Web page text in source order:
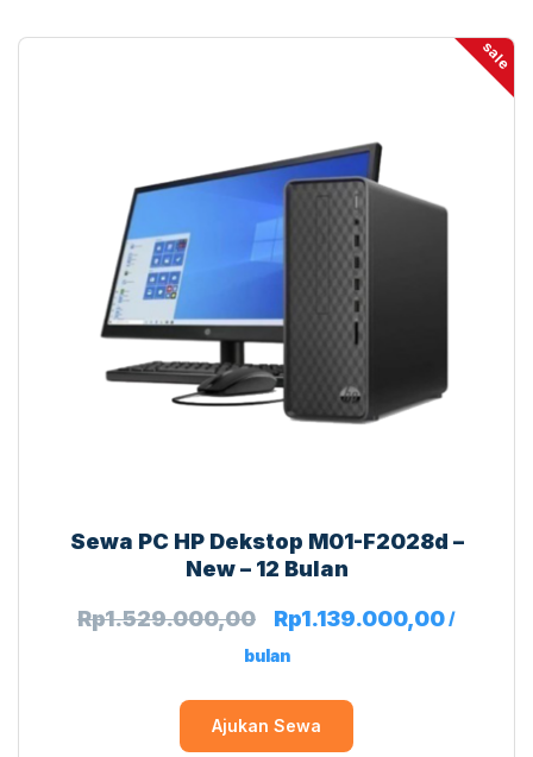
sale
Sewa PC HP Dekstop M01-F2028d –
New – 12 Bulan
Rp1.529.000,00 Rp1.139.000,00 /
bulan
Ajukan Sewa